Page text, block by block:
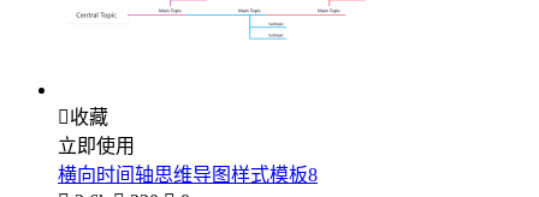
收藏
立即使用
横向时间轴思维导图样式模板8